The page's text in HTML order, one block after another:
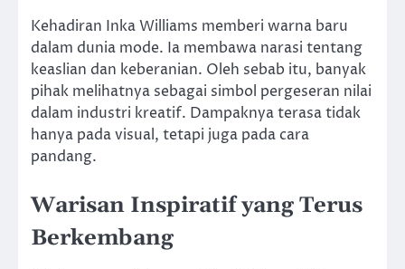
Kehadiran Inka Williams memberi warna baru
dalam dunia mode. Ia membawa narasi tentang
keaslian dan keberanian. Oleh sebab itu, banyak
pihak melihatnya sebagai simbol pergeseran nilai
dalam industri kreatif. Dampaknya terasa tidak
hanya pada visual, tetapi juga pada cara
pandang.
Warisan Inspiratif yang Terus
Berkembang